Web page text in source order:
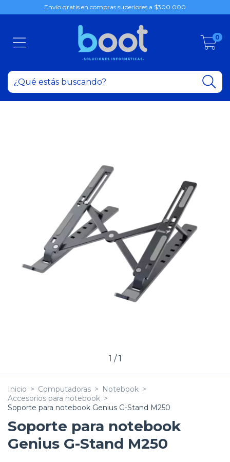
Envío gratis en compras superiores a $300.000
0
1 /1
Inicio > Computadoras > Notebook >
Accesorios para notebook >
Soporte para notebook Genius G-Stand M250
Soporte para notebook
Genius G-Stand M250